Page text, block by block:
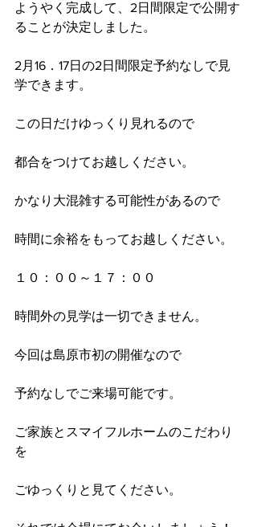
ようやく完成して、2日間限定で公開す
ることが決定しました。
2月16．17日の2日間限定予約なしで見
学できます。
この日だけゆっくり見れるので
都合をつけてお越しください。
かなり大混雑する可能性があるので
時間に余裕をもってお越しください。
１０：００～１７：００
時間外の見学は一切できません。
今回は島原市初の開催なので
予約なしでご来場可能です。
ご家族とスマイフルホームのこだわり
を
ごゆっくりと見てください。